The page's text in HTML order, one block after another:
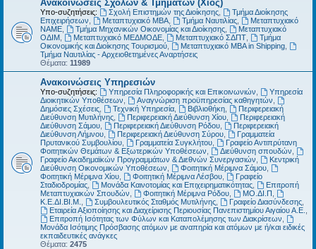
Ανακοινώσεις Σχολών & Τμημάτων (Χίος)
Υπο-συζητήσεις: Σχολή Επιστημών της Διοίκησης,
Τμήμα Διοίκησης
Επιχειρήσεων
Μεταπτυχιακό MBA, Τμήμα Ναυτιλίας,
Μεταπτυχιακό
ΝΑΜΕ
Τμήμα Μηχανικών Οικονομίας και Διοίκησης,
Μεταπτυχιακό
ΟΔΙΜ
Μεταπτυχιακό ΜΕΔΜΟΔΕ, Μεταπτυχιακό ΣΔΠΤ,
Τμήμα
Οικονομικής και Διοίκησης Τουρισμού
Μεταπτυχιακό MBA in Shipping,
Τμήμα Ναυτιλίας - Αρχειοθετημένες Αναρτήσεις
Θέματα: 11989
Ανακοινώσεις Υπηρεσιών
Υπο-συζητήσεις: Υπηρεσία Πληροφορικής και Επικοινωνιών
Υπηρεσία
Διοικητικών Υποθέσεων
Αναγνώριση προϋπηρεσίας καθηγητών
Δημόσιες Σχέσεις
Τεχνική Υπηρεσία, Βιβλιοθήκη,
Περιφερειακή
Διεύθυνση Μυτιλήνης
Περιφερειακή Διεύθυνση Χίου,
Περιφερειακή
Διεύθυνση Σάμου
Περιφερειακή Διεύθυνση Ρόδου,
Περιφερειακή
Διεύθυνση Λήμνου
Περιφερειακή Διεύθυνση Σύρου,
Γραμματεία
Πρυτανικού Συμβουλίου
Γραμματεία Συγκλήτου,
Γραφείο Αντιπρύτανη
Φοιτητικών Θεμάτων & Εξωτερικών Υποθέσεων
Διεύθυνση σπουδών
Γραφείο Ακαδημαϊκών Προγραμμάτων & Διεθνών Συνεργασιών
Κεντρική
Διεύθυνση Οικονομικών Υποθέσεων
Φοιτητική Μέριμνα Σάμου,
Φοιτητική Μέριμνα Χίου
Φοιτητική Μέριμνα Λέσβου,
Γραφείο
Σταδιοδρομίας
Μονάδα Καινοτομίας και Επιχειρηματικότητας,
Επιτροπή
Μεταπτυχιακών Σπουδών
Φοιτητική Μέριμνα Ρόδου, ΜΟ.ΔΙ.Π
Κ.Ε.ΔΙ.ΒΙ.Μ.
Συμβουλευτικός Σταθμός Μυτιλήνης, Γραφείο Διασύνδεσης,
Εταιρεία Αξιοποίησης και Διαχείρισης Περιουσίας Πανεπιστημίου Αιγαίου Α.Ε.
Επιτροπή Ισότητας των Φύλων και Καταπολέμησης των Διακρίσεων
Μονάδα Ισότιμης Πρόσβασης ατόμων με αναπηρία και ατόμων με ή/και ειδικές
εκπαιδευτικές ανάγκες
Θέματα: 2475